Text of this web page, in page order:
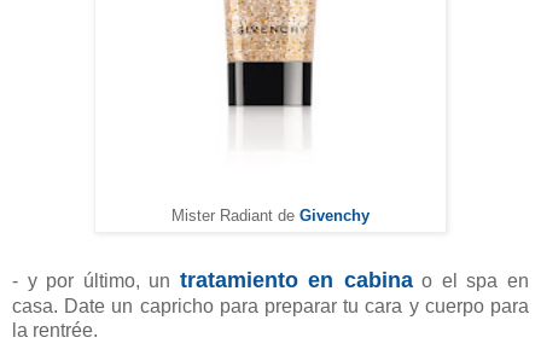
Mister Radiant de Givenchy
- y por último, un tratamiento en cabinao el spa en
casa. Date un capricho para preparar tu cara y cuerpo para
la rentrée.